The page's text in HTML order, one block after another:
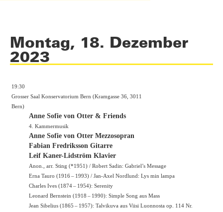
Montag, 18. Dezember
2023
19:30
Grosser Saal Konservatorium Bern (Kramgasse 36, 3011
Bern)
Anne Sofie von Otter & Friends
4. Kammermusik
Anne Sofie von Otter Mezzosopran
Fabian Fredriksson Gitarre
Leif Kaner-Lidström Klavier
Anon., arr. Sting (*1951) / Robert Sadin: Gabriel’s Message
Erna Tauro (1916 – 1993) / Jan-Axel Nordlund: Lys min lampa
Charles Ives (1874 – 1954): Serenity
Leonard Bernstein (1918 – 1990): Simple Song aus Mass
Jean Sibelius (1865 – 1957): Talvikuva aus Viisi Luonnosta op. 114 Nr.